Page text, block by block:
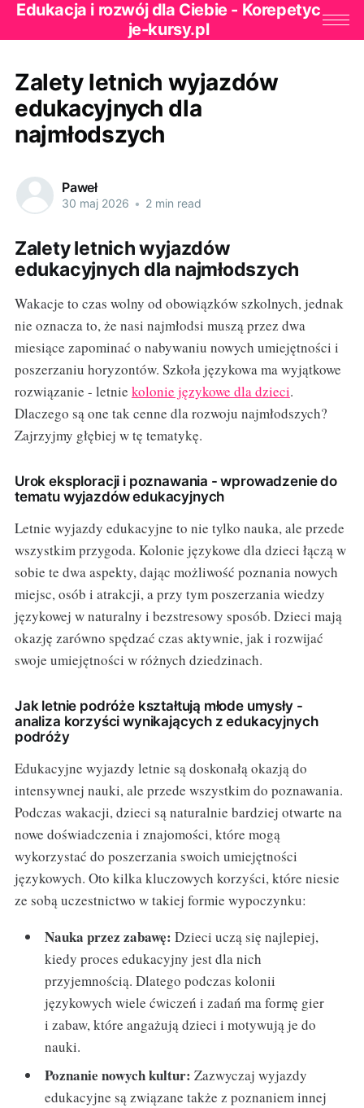
Edukacja i rozwój dla Ciebie - Korepetyc
je-kursy.pl
Zalety letnich wyjazdów
edukacyjnych dla
najmłodszych
Paweł
30 maj 2026 • 2 min read
Zalety letnich wyjazdów
edukacyjnych dla najmłodszych
Wakacje to czas wolny od obowiązków szkolnych, jednak
nie oznacza to, że nasi najmłodsi muszą przez dwa
miesiące zapominać o nabywaniu nowych umiejętności i
poszerzaniu horyzontów. Szkoła językowa ma wyjątkowe
rozwiązanie - letnie kolonie językowe dla dzieci.
Dlaczego są one tak cenne dla rozwoju najmłodszych?
Zajrzyjmy głębiej w tę tematykę.
Urok eksploracji i poznawania - wprowadzenie do
tematu wyjazdów edukacyjnych
Letnie wyjazdy edukacyjne to nie tylko nauka, ale przede
wszystkim przygoda. Kolonie językowe dla dzieci łączą w
sobie te dwa aspekty, dając możliwość poznania nowych
miejsc, osób i atrakcji, a przy tym poszerzania wiedzy
językowej w naturalny i bezstresowy sposób. Dzieci mają
okazję zarówno spędzać czas aktywnie, jak i rozwijać
swoje umiejętności w różnych dziedzinach.
Jak letnie podróże kształtują młode umysły -
analiza korzyści wynikających z edukacyjnych
podróży
Edukacyjne wyjazdy letnie są doskonałą okazją do
intensywnej nauki, ale przede wszystkim do poznawania.
Podczas wakacji, dzieci są naturalnie bardziej otwarte na
nowe doświadczenia i znajomości, które mogą
wykorzystać do poszerzania swoich umiejętności
językowych. Oto kilka kluczowych korzyści, które niesie
ze sobą uczestnictwo w takiej formie wypoczynku:
Nauka przez zabawę: Dzieci uczą się najlepiej,
kiedy proces edukacyjny jest dla nich
przyjemnością. Dlatego podczas kolonii
językowych wiele ćwiczeń i zadań ma formę gier
i zabaw, które angażują dzieci i motywują je do
nauki.
Poznanie nowych kultur: Zazwyczaj wyjazdy
edukacyjne są związane także z poznaniem innej